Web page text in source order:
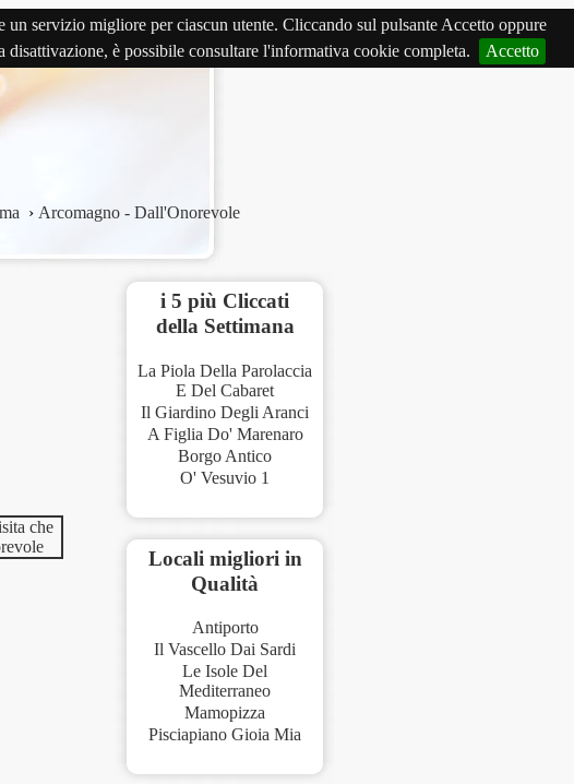
servizio migliore per ciascun utente. Cliccando sul pulsante Accetto oppure
è possibile consultare l'informativa cookie completa.
Accetto
› Arcomagno - Dall'Onorevole
i 5 più Cliccati
della Settimana
La Piola Della Parolaccia
E Del Cabaret
Il Giardino Degli Aranci
A Figlia Do' Marenaro
Borgo Antico
O' Vesuvio 1
Locali migliori in
Qualità
Antiporto
Il Vascello Dai Sardi
Le Isole Del
Mediterraneo
Mamopizza
Pisciapiano Gioia Mia